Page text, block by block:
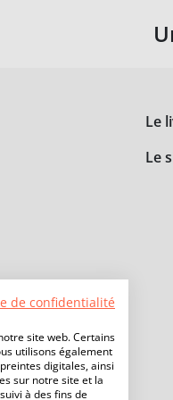
Le
Le
de confidentialité
site web. Certains
utilisons également
digitales, ainsi
sur notre site et la
à des fins de